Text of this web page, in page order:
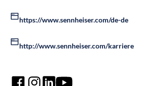
https://www.sennheiser.com/de-de
http://www.sennheiser.com/karriere